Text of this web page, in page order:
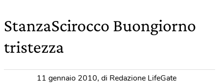
StanzaScirocco Buongiorno
tristezza
11 gennaio 2010, di Redazione LifeGate